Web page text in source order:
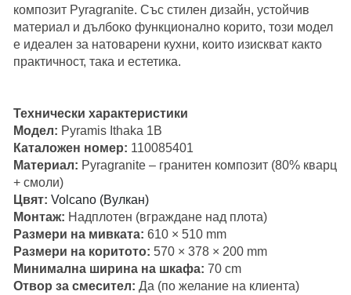
композит Pyragranite. Със стилен дизайн, устойчив
материал и дълбоко функционално корито, този модел
е идеален за натоварени кухни, които изискват както
практичност, така и естетика.
Технически характеристики
Модел: Pyramis Ithaka 1B
Каталожен номер: 110085401
Материал: Pyragranite – гранитен композит (80% кварц
+ смоли)
Цвят: Volcano (Вулкан)
Монтаж: Надплотен (вграждане над плота)
Размери на мивката: 610 × 510 mm
Размери на коритото: 570 × 378 × 200 mm
Минимална ширина на шкафа: 70 cm
Отвор за смесител: Да (по желание на клиента)